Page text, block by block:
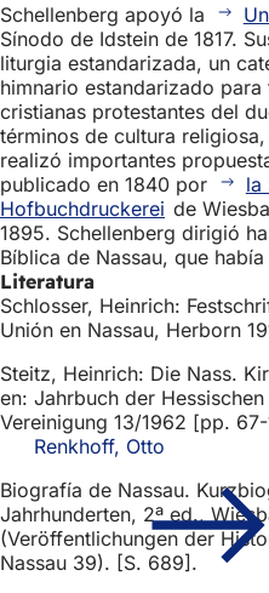
Schellenberg apoyó la
Sínodo de Idstein de 1817.
liturgia estandarizada, un
himnario estandarizado
cristianas protestantes del
términos de cultura
realizó importantes
publicado en 1840 por
la
Hofbuchdruckerei de
1895. Schellenberg dirigió
Bíblica de Nassau, que
Literatura
Schlosser, Heinrich:
Unión en Nassau, Herborn
Steitz, Heinrich: Die Nass.
en: Jahrbuch der
Vereinigung 13/1962 [pp.
Renkhoff, Otto
Biografía de Nassau.
Jahrhunderten, 2ª ed.,
(Veröffentlichungen der
Nassau 39). [S. 689].